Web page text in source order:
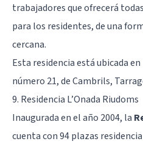
trabajadores que ofrecerá
para los residentes, de una
cercana.
Esta residencia está ubicada
número 21, de Cambrils,
9. Residencia L’Onada Riudoms
Inaugurada en el año 2004, la
cuenta con 94 plazas